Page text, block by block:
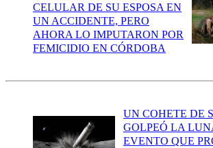
CELULAR DE SU ESPOSA EN
UN ACCIDENTE, PERO
AHORA LO IMPUTARON POR
FEMICIDIO EN CÓRDOBA
UN COHETE DE
GOLPEÓ LA
EVENTO QUE